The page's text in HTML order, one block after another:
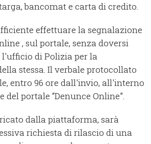
bancomat e carta di credito.
effettuare la segnalazione
, sul portale, senza doversi
l'ufficio di Polizia per la
stessa. Il verbale protocollato
entro 96 ore dall'invio, all'interno
del portale “Denunce Online”.
dalla piattaforma, sarà
richiesta di rilascio di una